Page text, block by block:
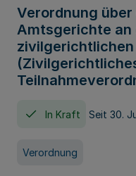
Verordnung über
Amtsgerichte an
In Kraft Seit 30.
Verordnung